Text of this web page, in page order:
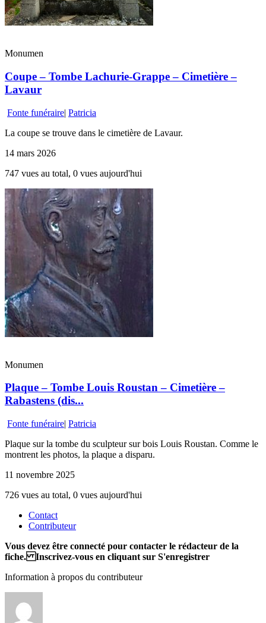
Monumen
Coupe – Tombe Lachurie-Grappe – Cimetière –
Lavaur
Fonte funéraire| Patricia
La coupe se trouve dans le cimetière de Lavaur.
14 mars 2026
747 vues au total, 0 vues aujourd'hui
Monumen
Plaque – Tombe Louis Roustan – Cimetière –
Rabastens (dis...
Fonte funéraire| Patricia
Plaque sur la tombe du sculpteur sur bois Louis Roustan. Comme le
montrent les photos, la plaque a disparu.
11 novembre 2025
726 vues au total, 0 vues aujourd'hui
Contact
Contributeur
Vous devez être connecté pour contacter le rédacteur de la
fiche. Inscrivez-vous en cliquant sur S'enregistrer
Information à propos du contributeur